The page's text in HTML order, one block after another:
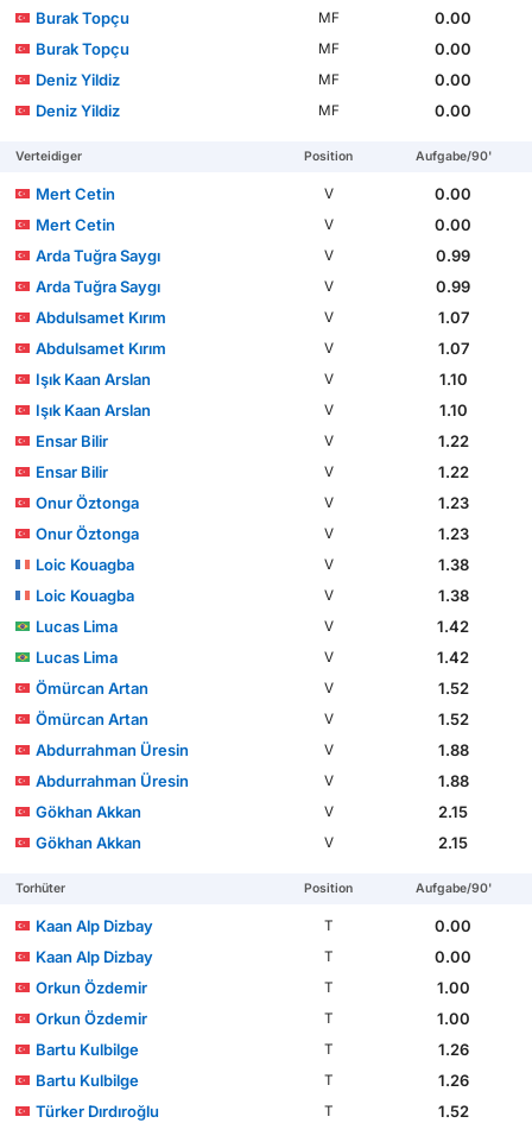
Burak Topçu MF
0.00
Burak Topçu
MF
0.00
Deniz Yildiz
MF
0.00
Deniz Yildiz
MF 0.00
Verteidiger Position Aufgabe/90'
Mert Cetin V
0.00
Mert Cetin
V
0.00
Arda Tuğra Saygı
V
0.99
Arda Tuğra Saygı
V
0.99
Abdulsamet Kırım
V
1.07
Abdulsamet Kırım
V
1.07
Işık Kaan Arslan
V
1.10
Işık Kaan Arslan
V
1.10
Ensar Bilir
V
1.22
Ensar Bilir
V
1.22
Onur Öztonga
V
1.23
Onur Öztonga
V
1.23
Loic Kouagba
V
1.38
Loic Kouagba
V
1.38
Lucas Lima
V
1.42
Lucas Lima
V
1.42
Ömürcan Artan
V
1.52
Ömürcan Artan
V
1.52
Abdurrahman Üresin
V
1.88
Abdurrahman Üresin
V
1.88
Gökhan Akkan
V
2.15
Gökhan Akkan
V 2.15
Torhüter Position Aufgabe/90'
Kaan Alp Dizbay T
0.00
Kaan Alp Dizbay
T
0.00
Orkun Özdemir
T
1.00
Orkun Özdemir
T
1.00
Bartu Kulbilge
T
1.26
Bartu Kulbilge
T
1.26
Türker Dırdıroğlu
T
1.52